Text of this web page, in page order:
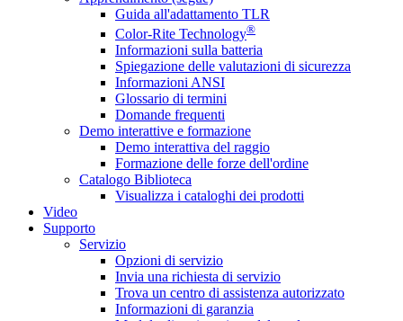
Guida all'adattamento TLR
Color-Rite Technology®
Informazioni sulla batteria
Spiegazione delle valutazioni di sicurezza
Informazioni ANSI
Glossario di termini
Domande frequenti
Demo interattive e formazione
Demo interattiva del raggio
Formazione delle forze dell'ordine
Catalogo Biblioteca
Visualizza i cataloghi dei prodotti
Video
Supporto
Servizio
Opzioni di servizio
Invia una richiesta di servizio
Trova un centro di assistenza autorizzato
Informazioni di garanzia